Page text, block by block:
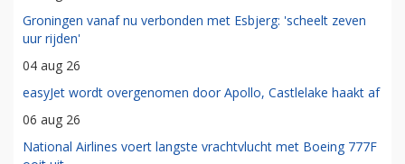
Groningen vanaf nu verbonden met Esbjerg: 'scheelt zeven
uur rijden'
04 aug 26
easyJet wordt overgenomen door Apollo, Castlelake haakt af
06 aug 26
National Airlines voert langste vrachtvlucht met Boeing 777F